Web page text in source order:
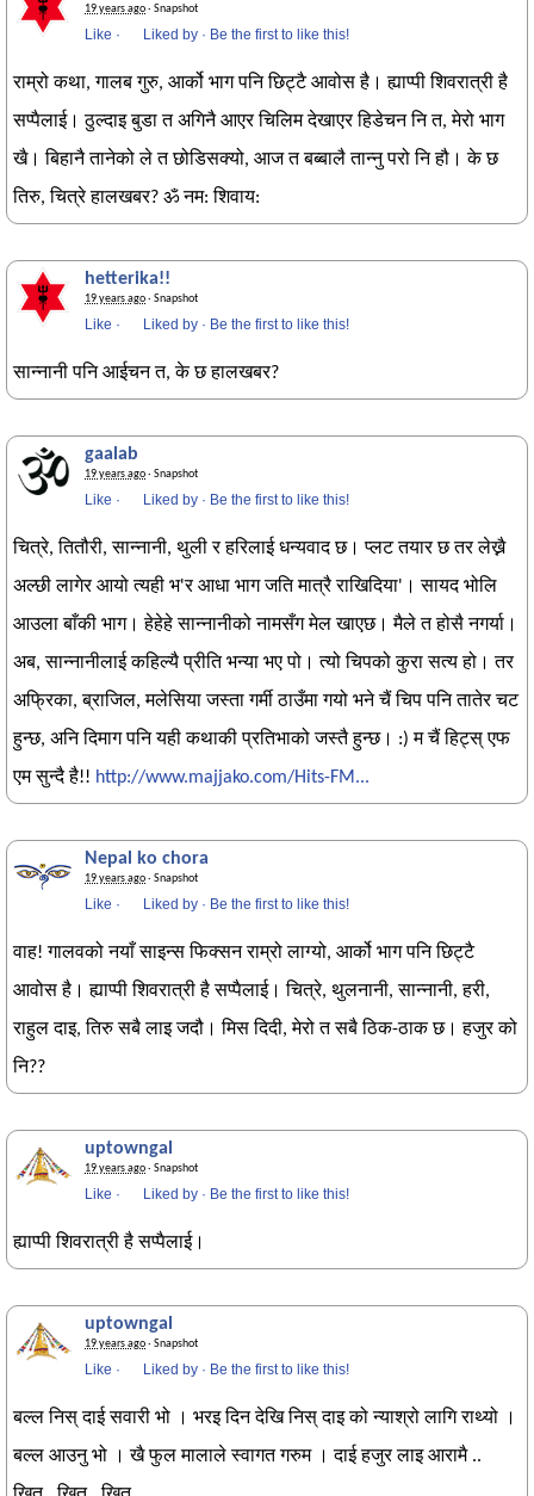
19 years ago· Snapshot
Like · Liked by · Be the first to like this!
राम्रो कथा, गालब गुरु, आर्को भाग पनि छिट्टै आवोस है। ह्याप्पी शिवरात्री है
सप्पैलाई। ठुल्दाइ बुडा त अगिनै आएर चिलिम देखाएर हिडेचन नि त, मेरो भाग
खै। बिहानै तानेको ले त छोडिसक्यो, आज त बब्बालै तान्नु परो नि हौ। के छ
तिरु, चित्रे हालखबर? ‌ॐ नम: शिवाय:
hetterika!!
19 years ago· Snapshot
Like · Liked by · Be the first to like this!
सान्नानी पनि आईचन त, के छ हालखबर?
gaalab
19 years ago· Snapshot
Like · Liked by · Be the first to like this!
चित्रे, तितौरी, सान्नानी, थुली र हरिलाई धन्यवाद छ। प्लट तयार छ तर लेख्नै
अल्छी लागेर आयो त्यही भ'र आधा भाग जति मात्रै राखिदिया'। सायद भोलि
आउला बाँकी भाग। हेहेहे सान्नानीको नामसँग मेल खाएछ। मैले त होसै नगर्या।
अब, सान्नानीलाई कहिल्यै प्रीति भन्या भए पो। त्यो चिपको कुरा सत्य हो। तर
अफ्रिका, ब्राजिल, मलेसिया जस्ता गर्मी ठाउँमा गयो भने चैं चिप पनि तातेर चट
हुन्छ, अनि दिमाग पनि यही कथाकी प्रतिभाको जस्तै हुन्छ। :) म चैं हिट्स् एफ
एम सुन्दै है!! http://www.majjako.com/Hits-FM...
Nepal ko chora
19 years ago· Snapshot
Like · Liked by · Be the first to like this!
वाह! गालवको नयाँ साइन्स फिक्सन राम्रो लाग्यो, आर्को भाग पनि छिट्टै
आवोस है। ह्याप्पी शिवरात्री है सप्पैलाई। चित्रे, थुलनानी, सान्नानी, हरी,
राहुल दाइ, तिरु सबै लाइ जदौ। मिस दिदी, मेरो त सबै ठिक-ठाक छ। हजुर को
नि??
uptowngal
19 years ago· Snapshot
Like · Liked by · Be the first to like this!
ह्याप्पी शिवरात्री है सप्पैलाई।
uptowngal
19 years ago· Snapshot
Like · Liked by · Be the first to like this!
बल्ल निस् दाई सवारी भो । भरइ दिन देखि निस् दाइ को न्याश्रो लागि राथ्यो ।
बल्ल आउनु भो । खै फुल मालाले स्वागत गरुम । दाई हजुर लाइ आरामै ..